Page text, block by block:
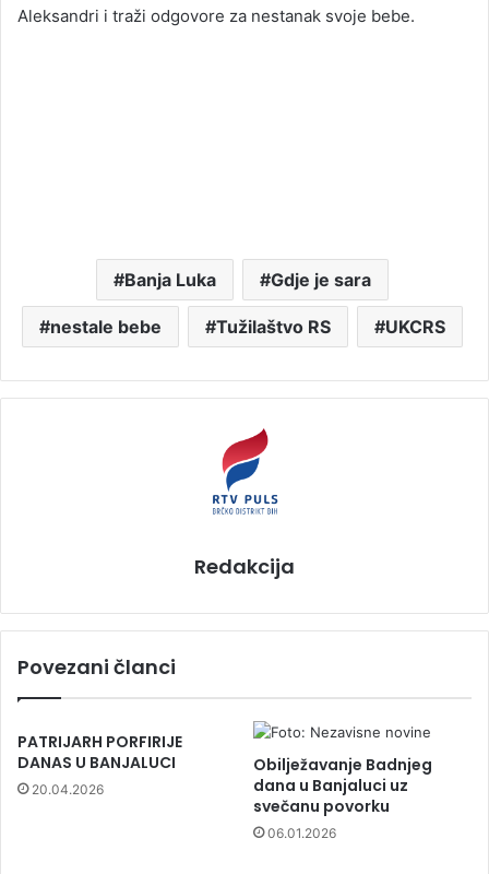
Aleksandri i traži odgovore za nestanak svoje bebe.
Banja Luka Gdje je sara
nestale bebe Tužilaštvo RS UKCRS
Redakcija
Povezani članci
PATRIJARH PORFIRIJE
DANAS U BANJALUCI
20.04.2026
Obilježavanje Badnjeg
dana u Banjaluci uz
svečanu povorku
06.01.2026